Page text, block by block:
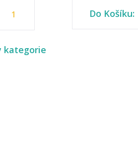
Do Košíku:
kategorie